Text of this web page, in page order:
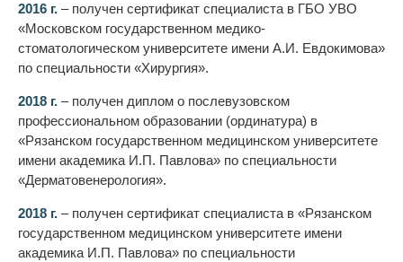
2016 г. – получен сертификат специалиста в ГБО УВО
«Московском государственном медико-
стоматологическом университете имени А.И. Евдокимова»
по специальности «Хирургия».
2018 г. – получен диплом о послевузовском
профессиональном образовании (ординатура) в
«Рязанском государственном медицинском университете
имени академика И.П. Павлова» по специальности
«Дерматовенерология».
2018 г. – получен сертификат специалиста в «Рязанском
государственном медицинском университете имени
академика И.П. Павлова» по специальности